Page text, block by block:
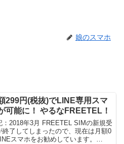
娘のスマホ
299円(税抜)でLINE専用スマ
可能に！ やるなFREETEL！
：2018年3月 FREETEL SIMの新規受
終了してしまったので、現在は月額0
スマホをお勧めしています。